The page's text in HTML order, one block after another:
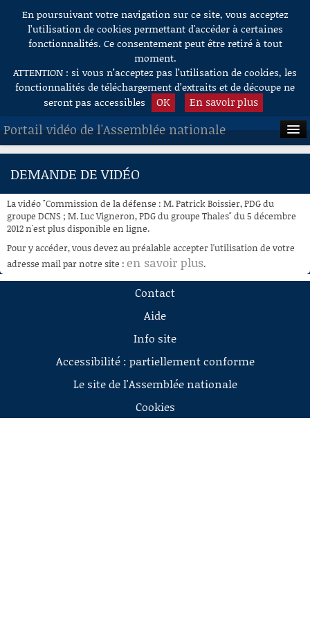
Aller au contenu
En poursuivant votre navigation sur ce site, vous acceptez
l’utilisation de cookies permettant d'accéder à certaines
fonctionnalités. Ce consentement peut être retiré à tout
moment.
ATTENTION : si vous n’acceptez pas l’utilisation de cookies, les
fonctionnalités de téléchargement d’extraits et de découpe ne
seront pas accessibles
OK En savoir plus
Portail vidéo de l'Assemblée nationale
ACCUEIL
À LA DEMANDE
RECHERCHE
AIDE À LA DÉCOUPE
DE VIDÉOS
DEMANDE DE VIDÉO
La vidéo "Commission de la défense : M. Patrick Boissier, PDG du
groupe DCNS ; M. Luc Vigneron, PDG du groupe Thales" du 5 décembre
2012 n'est plus disponible en ligne.
Pour y accéder, vous devez au préalable accepter l'utilisation de votre
adresse mail par notre site : en savoir plus.
Contact
Aide
Info site
Accessibilité : partiellement conforme
Le site de l'Assemblée nationale
Cookies